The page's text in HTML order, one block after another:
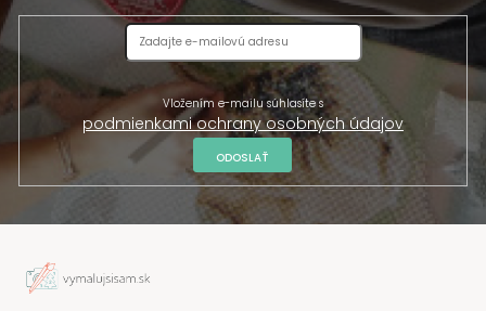
Vložením e-mailu súhlasíte s
podmienkami ochrany osobných údajov
ODOSLAŤ